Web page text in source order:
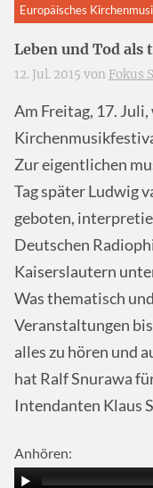
Europäisches
Leben und Tod
12. Jul. 2015 von Fokus
Am Freitag, 17.
Zur eigentlichen
Tag später Ludwig
geboten,
Deutschen
Kaiserslautern
Was thematisch
Veranstaltungen
alles zu hören und
hat Ralf Snurawa
Intendanten Klaus
Anhören: